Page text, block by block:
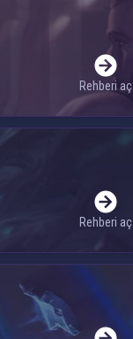
Rehberi aç
Rehberi aç